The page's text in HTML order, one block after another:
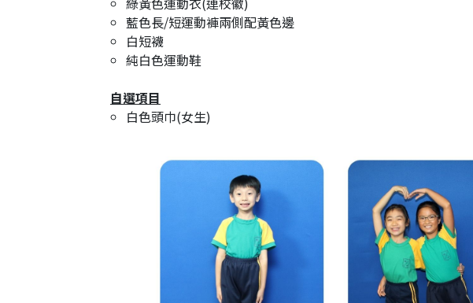
藍色長/短運動褲兩側配黃色邊
白短襪
純白色運動鞋
自選項目
白色頭巾(女生)